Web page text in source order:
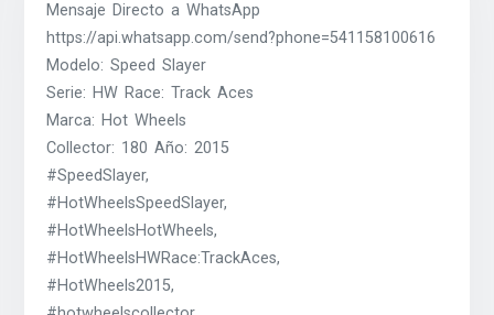
Mensaje Directo a WhatsApp
https://api.whatsapp.com/send?phone=541158100616
Modelo: Speed Slayer
Serie: HW Race: Track Aces
Marca: Hot Wheels
Collector: 180 Año: 2015
#SpeedSlayer,
#HotWheelsSpeedSlayer,
#HotWheelsHotWheels,
#HotWheelsHWRace:TrackAces,
#HotWheels2015,